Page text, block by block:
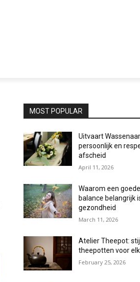
MOST POPULAR
Uitvaart
persoonlijk en
afscheid
April 11, 2026
Waarom een
balance belangrijk
gezondheid
March 11, 2026
Atelier Theepot:
theepotten voor
February 25, 2026